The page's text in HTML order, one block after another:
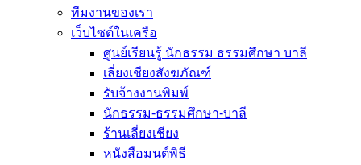
ทีมงานของเรา
เว็บไซต์ในเครือ
ศูนย์เรียนรู้ นักธรรม ธรรมศึกษา บาลี
เลี่ยงเชียงสังฆภัณฑ์
รับจ้างงานพิมพ์
นักธรรม-ธรรมศึกษา-บาลี
ร้านเลี่ยงเชียง
หนังสือมนต์พิธี